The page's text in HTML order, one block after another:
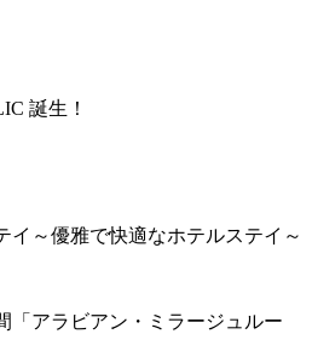
誕生！
イ～優雅で快適なホテルステイ～
「アラビアン・ミラージュルー